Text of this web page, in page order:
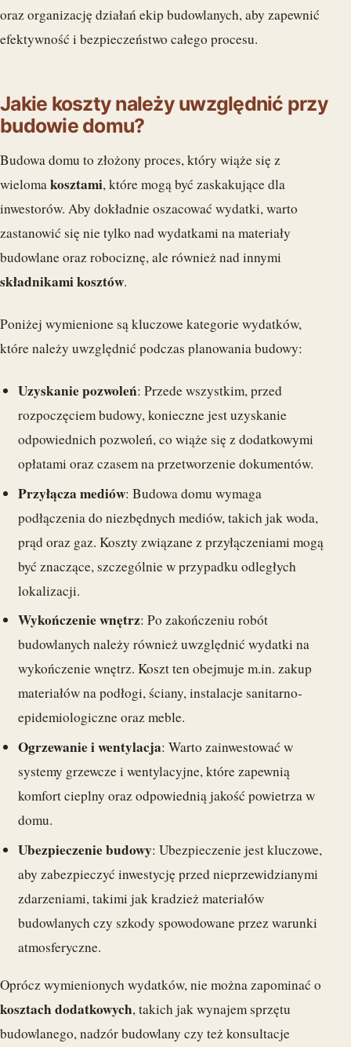
oraz organizację działań ekip budowlanych, aby zapewnić
efektywność i bezpieczeństwo całego procesu.
Jakie koszty należy uwzględnić przy
budowie domu?
Budowa domu to złożony proces, który wiąże się z
wielomakosztami, które mogą być zaskakujące dla
inwestorów. Aby dokładnie oszacować wydatki, warto
zastanowić się nie tylko nad wydatkami na materiały
budowlane oraz robociznę, ale również nad innymi
składnikami kosztów.
Poniżej wymienione są kluczowe kategorie wydatków,
które należy uwzględnić podczas planowania budowy:
Uzyskanie pozwoleń: Przede wszystkim, przed
rozpoczęciem budowy, konieczne jest uzyskanie
odpowiednich pozwoleń, co wiąże się z dodatkowymi
opłatami oraz czasem na przetworzenie dokumentów.
Przyłącza mediów: Budowa domu wymaga
podłączenia do niezbędnych mediów, takich jak woda,
prąd oraz gaz. Koszty związane z przyłączeniami mogą
być znaczące, szczególnie w przypadku odległych
lokalizacji.
Wykończenie wnętrz: Po zakończeniu robót
budowlanych należy również uwzględnić wydatki na
wykończenie wnętrz. Koszt ten obejmuje m.in. zakup
materiałów na podłogi, ściany, instalacje sanitarno-
epidemiologiczne oraz meble.
Ogrzewanie i wentylacja: Warto zainwestować w
systemy grzewcze i wentylacyjne, które zapewnią
komfort cieplny oraz odpowiednią jakość powietrza w
domu.
Ubezpieczenie budowy: Ubezpieczenie jest kluczowe,
aby zabezpieczyć inwestycję przed nieprzewidzianymi
zdarzeniami, takimi jak kradzież materiałów
budowlanych czy szkody spowodowane przez warunki
atmosferyczne.
Oprócz wymienionych wydatków, nie można zapominać o
kosztach dodatkowych, takich jak wynajem sprzętu
budowlanego, nadzór budowlany czy też konsultacje